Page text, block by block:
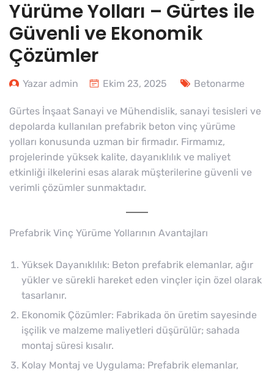
Yürüme Yolları – Gürtes ile
Güvenli ve Ekonomik
Çözümler
Yazar admin Ekim 23, 2025 Betonarme
Gürtes İnşaat Sanayi ve Mühendislik, sanayi tesisleri ve
depolarda kullanılan prefabrik beton vinç yürüme
yolları konusunda uzman bir firmadır. Firmamız,
projelerinde yüksek kalite, dayanıklılık ve maliyet
etkinliği ilkelerini esas alarak müşterilerine güvenli ve
verimli çözümler sunmaktadır.
Prefabrik Vinç Yürüme Yollarının Avantajları
Yüksek Dayanıklılık: Beton prefabrik elemanlar, ağır
yükler ve sürekli hareket eden vinçler için özel olarak
tasarlanır.
Ekonomik Çözümler: Fabrikada ön üretim sayesinde
işçilik ve malzeme maliyetleri düşürülür; sahada
montaj süresi kısalır.
Kolay Montaj ve Uygulama: Prefabrik elemanlar,